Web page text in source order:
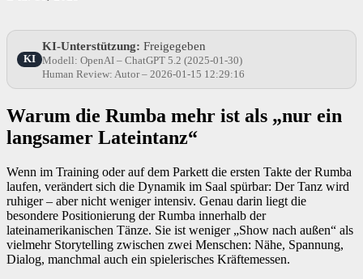
KI
KI-Unterstützung: Freigegeben
Modell: OpenAI – ChatGPT 5.2 (2025-01-30)
Human Review: Autor – 2026-01-15 12:29:16
Warum die Rumba mehr ist als „nur ein
langsamer Lateintanz“
Wenn im Training oder auf dem Parkett die ersten Takte der Rumba
laufen, verändert sich die Dynamik im Saal spürbar: Der Tanz wird
ruhiger – aber nicht weniger intensiv. Genau darin liegt die
besondere Positionierung der Rumba innerhalb der
lateinamerikanischen Tänze. Sie ist weniger „Show nach außen“ als
vielmehr Storytelling zwischen zwei Menschen: Nähe, Spannung,
Dialog, manchmal auch ein spielerisches Kräftemessen.